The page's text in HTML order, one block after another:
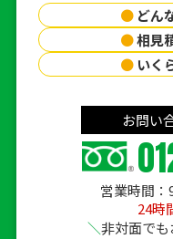
● どん
●相見
● いく
お問い
営業時間
24時
非対面でも